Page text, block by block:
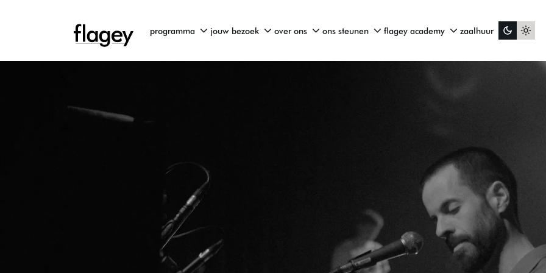
programma jouw bezoek over ons ons steunen flagey academy zaalhuur